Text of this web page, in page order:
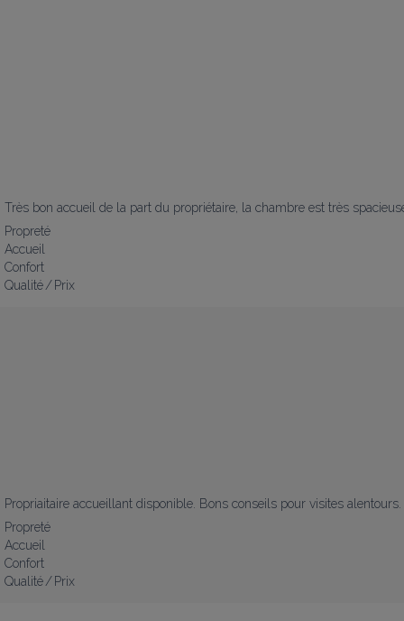
Très bon accueil de la part du propriétaire, la chambre est très
Propreté
Accueil
Confort
Qualité / Prix
Propriaitaire accueillant disponible. Bons conseils pour visites
Propreté
Accueil
Confort
Qualité / Prix